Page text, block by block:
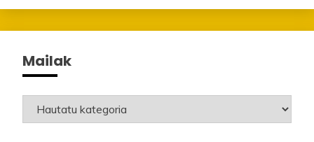
Mailak
Mailak